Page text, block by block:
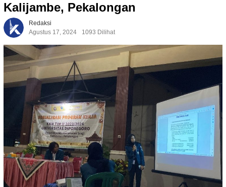
Kalijambe, Pekalongan
Redaksi
Agustus 17, 2024
1093 Dilihat